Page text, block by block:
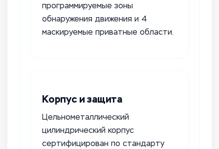
программируемые зоны
обнаружения движения и 4
маскируемые приватные области.
Корпус и защита
Цельнометаллический
цилиндрический корпус
сертифицирован по стандарту